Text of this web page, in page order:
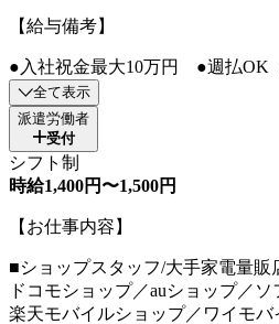
【給与備考】
●入社祝金最大10万円 ●週払OK
全て表示
派遣労働者
受付
シフト制
時給1,400円〜1,500円
【お仕事内容】
■ショップスタッフ/大手家電量販
ドコモショップ／auショップ／
楽天モバイルショップ／ワイモ